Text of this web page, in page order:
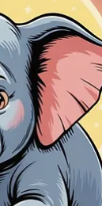
besiegen den
Eine liebevolle
wahre